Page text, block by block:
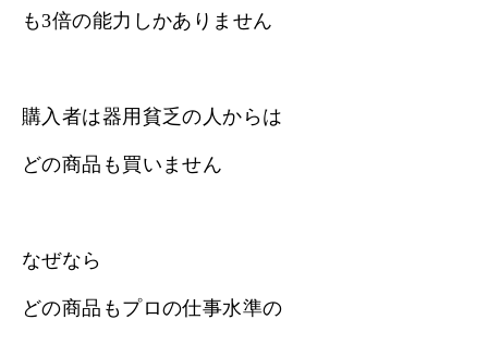
も3倍の能力しかありません
購入者は器用貧乏の人からは
どの商品も買いません
なぜなら
どの商品もプロの仕事水準の